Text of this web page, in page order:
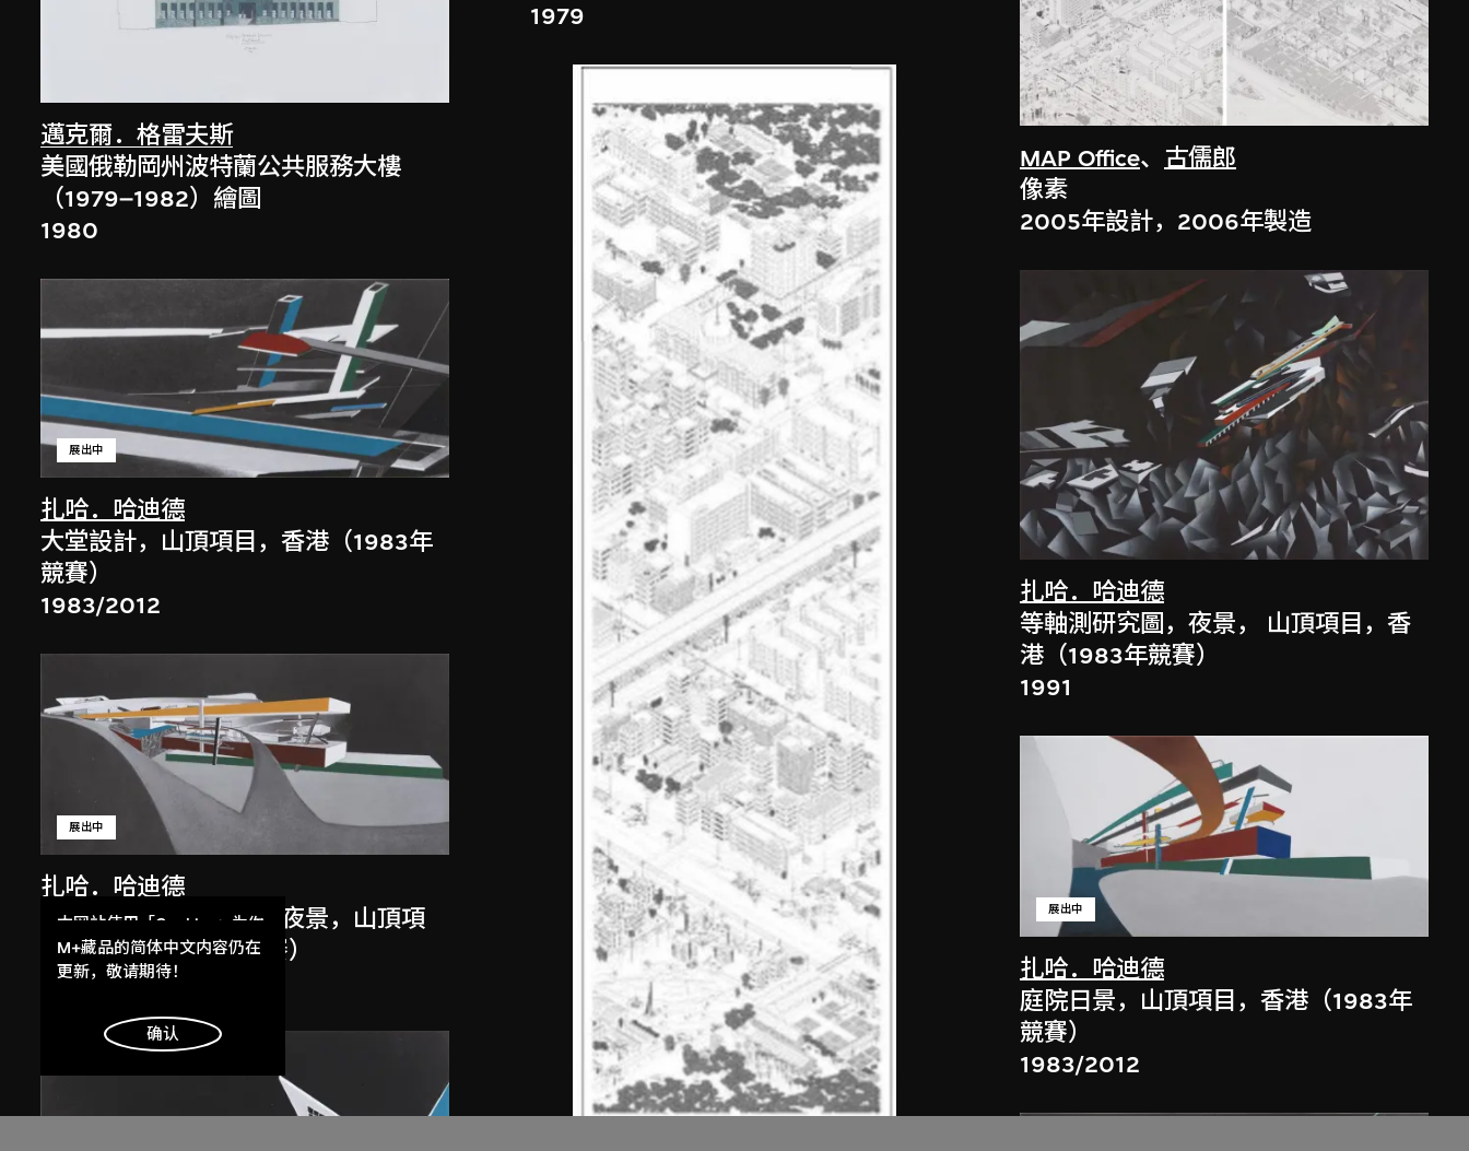
邁克爾．格雷夫斯
美國俄勒岡州波特蘭公共服務大樓
（1979–1982）繪圖
1980
扎哈．哈迪德
展出中
大堂設計，山頂項目，香港（1983年
競賽）
1983/2012
扎哈．哈迪德
展出中
斜坡入口／坡度入口，夜景，山頂項
目，香港（1983年競賽）
1983/2012
1979
MAP Office、 古儒郎
像素
2005年設計，2006年製造
扎哈．哈迪德
等軸測研究圖，夜景， 山頂項目，香
港（1983年競賽）
1991
扎哈．哈迪德
展出中
庭院日景，山頂項目，香港（1983年
競賽）
1983/2012
本网站使用「Cookies」为你
提供最好的网站体验。
了解更多
明白
M+藏品的简体中文内容仍在
更新，敬请期待！
确认